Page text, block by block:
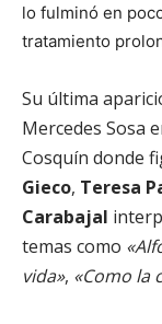
lo fulminó en
tratamiento
Su última
Mercedes Sosa
Cosquín donde
Gieco, Teresa
Carabajal
temas como
vida», «Como la